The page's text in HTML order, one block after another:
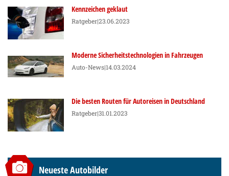
Kennzeichen geklaut
Ratgeber|23.06.2023
Moderne Sicherheitstechnologien in Fahrzeugen
Auto-News|14.03.2024
Die besten Routen für Autoreisen in Deutschland
Ratgeber|31.01.2023
Neueste Autobilder